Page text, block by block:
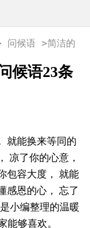
问候语 >简洁的
候语23条
能换来等同的
凉了你的心意，
包容大度， 就能
感恩的心， 忘了
小编整理的温暖
能够喜欢。